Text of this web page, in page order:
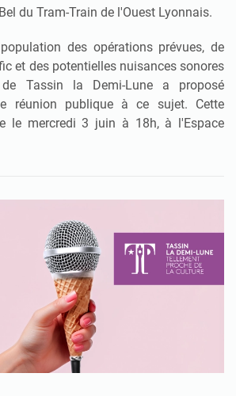
du Tram-Train de l'Ouest Lyonnais.
des opérations prévues, de
et des potentielles nuisances sonores
Tassin la Demi-Lune a proposé
réunion publique à ce sujet. Cette
le mercredi 3 juin à 18h, à l'Espace